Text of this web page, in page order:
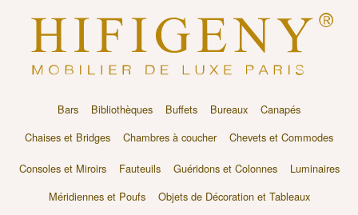
Bars Bibliothèques Buffets Bureaux
Canapés
Chaises et Bridges
Chambres à coucher Chevets et Commodes
Consoles et Miroirs Fauteuils Guéridons et Colonnes
Luminaires
Méridiennes et Poufs
Objets de Décoration et Tableaux